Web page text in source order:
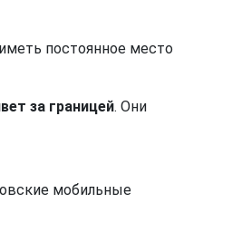
постоянное место
за границей. Они
мобильные